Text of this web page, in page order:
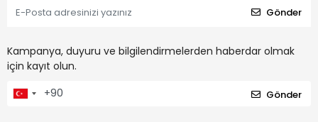
Gönder
Kampanya, duyuru ve bilgilendirmelerden haberdar olmak
için kayıt olun.
Gönder